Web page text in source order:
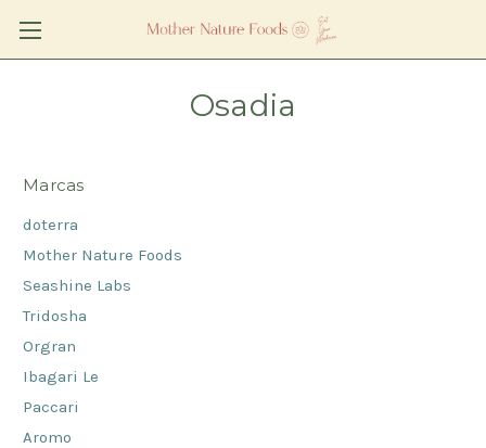
Osadia
Marcas
doterra
Mother Nature Foods
Seashine Labs
Tridosha
Orgran
Ibagari Le
Paccari
Aromo